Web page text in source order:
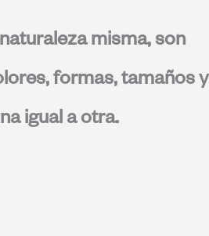
misma, son
formas, tamaños y
igual a otra.